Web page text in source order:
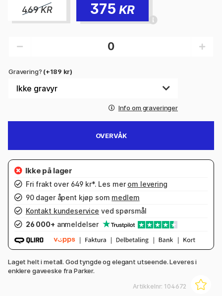
469KR 375 KR
Gravering? (+189 kr)
Info om graveringer
OVERVÅK
Fri frakt over 649 kr*. Les mer om levering
90 dager åpent kjøp som medlem
Kontakt kundeservice ved spørsmål
26 000+ anmeldelser
Laget helt i metall. God tyngde og elegant utseende. Leveres i
enklere gaveeske fra Parker.
Artikkelnr: 104672